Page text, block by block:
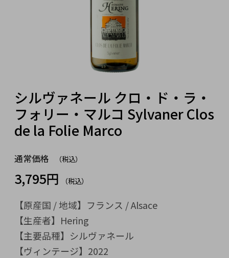
シルヴァネール クロ・ド・ラ・
フォリー・マルコ Sylvaner Clos
de la Folie Marco
通常価格 （税込）
3,795円 （税込）
【原産国 / 地域】フランス / Alsace
【生産者】Hering
【主要品種】シルヴァネール
【ヴィンテージ】2022